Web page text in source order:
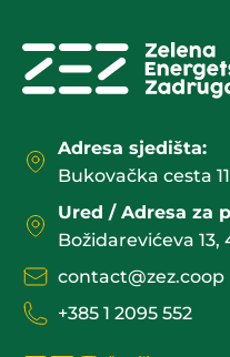
Adresa sjedišta:
Bukovačka cesta
Ured / Adresa za
Božidarevićeva
contact@zez.coop
+385 1 2095 552